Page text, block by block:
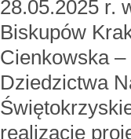
28.05.2025 r.
Biskupów
Cienkowska
Dziedzictwa
realizację